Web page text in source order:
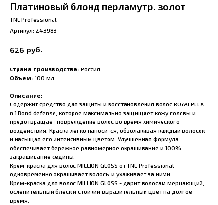
Платиновый блонд перламутр. золот
TNL Professional
Артикул: 243983
626 руб.
Страна производства: Россия
Объем: 100 мл.
Описание:
Содержит средство для защиты и восстановления волос ROYALPLEX
n.1 Bond defense, которое максимально защищает кожу головы и
предотвращает повреждение волос во время химического
воздействия. Краска легко наносится, обволакивая каждый волосок
и насыщая его интенсивным цветом. Улучшенная формула
обеспечивает бережное равномерное окрашивание и 100%
закрашивание седины.
Крем-краска для волос MILLION GLOSS от TNL Professional -
одновременно окрашивает волосы и ухаживает за ними.
Крем-краска для волос MILLION GLOSS - дарит волосам мерцающий,
ослепительный блеск и стойкий выразительный цвет на долгое
время.